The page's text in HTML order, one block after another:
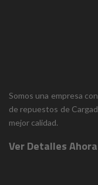
Somos una empresa
de repuestos de
mejor calidad.
Ver Detalles Ahora